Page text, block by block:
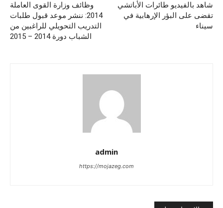
وظائف وزارة القوى العاملة
2014: ننشر موعد قبول طلبات
التدريب التحويلي للراغبين من
الشباب دورة 2014 – 2015
شاهد بالفيديو طائرات الأباتشي
تقضى على البؤر الإرهابية في
سيناء
admin
https://mojazeg.com